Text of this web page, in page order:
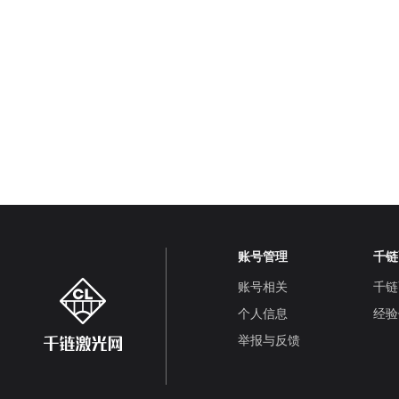
账号管理
账号相关
个人信息
举报与反馈
千
千
经